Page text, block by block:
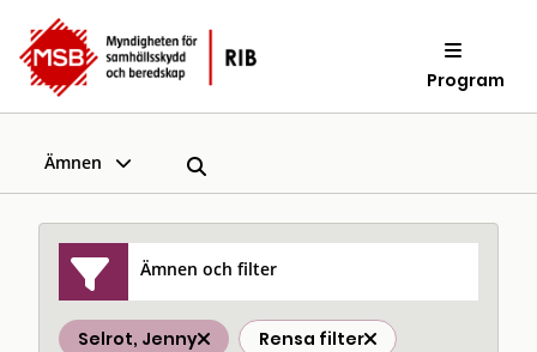
Program
Ämnen
Ämnen och filter
Selrot, Jenny Rensa filter